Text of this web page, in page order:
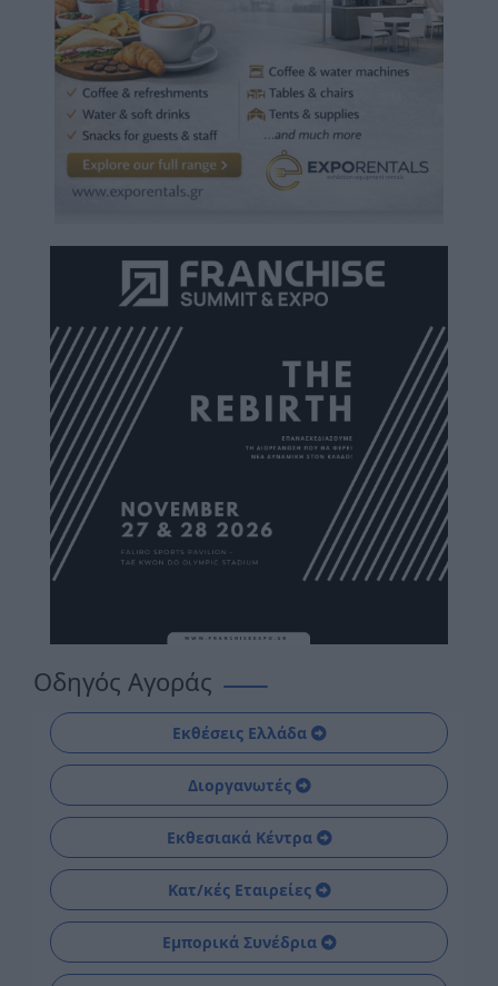
Οδηγός Αγοράς
Εκθέσεις Ελλάδα
Διοργανωτές
Εκθεσιακά Κέντρα
Κατ/κές Εταιρείες
Εμπορικά Συνέδρια